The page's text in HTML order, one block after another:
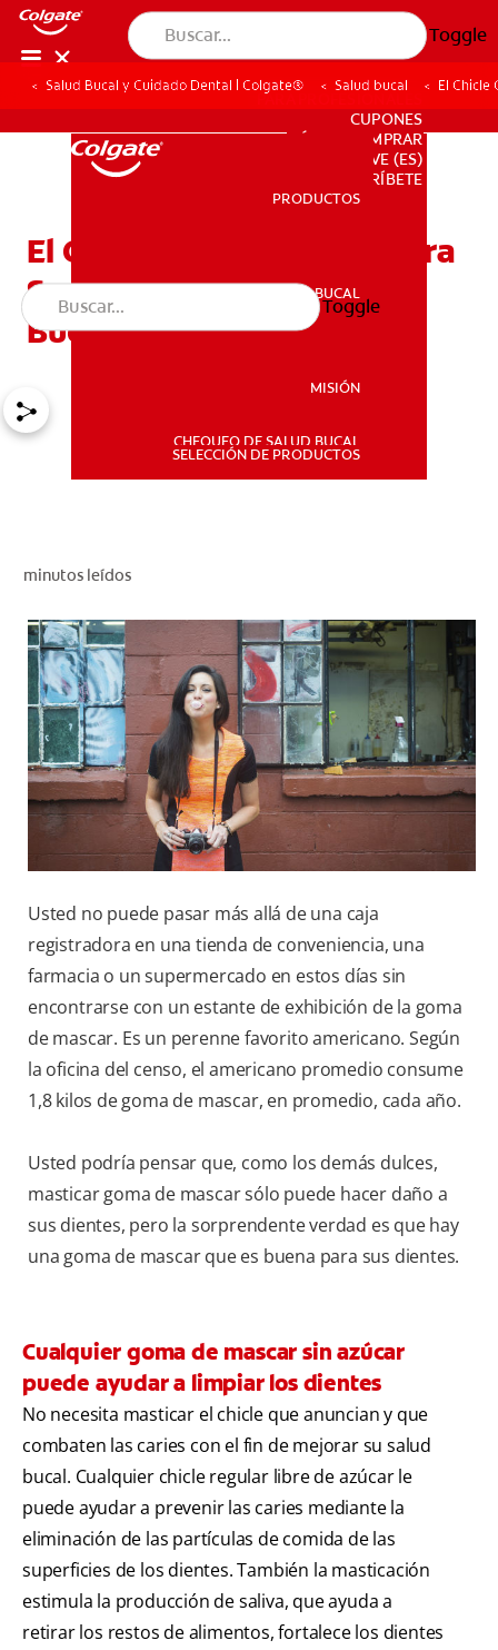
Toggle
PRODUCTOS
SALUD BUCAL
PARA PROFESIONALES
CUPONES
DÓNDE COMPRAR
VE (ES)
SUSCRÍBETE
PARA PROFESIONALES
CUPONES
DÓNDE COMPRAR
VE (ES)
SUSCRÍBETE
PRODUCTOS
SALUD BUCAL
MISIÓN
CHEQUEO DE SALUD BUCAL
SELECCIÓN DE PRODUCTOS
Toggle
Salud Bucal y Cuidado Dental | Colgate® Salud bucal El Chicle
El Chicle Que Es Bueno Para
Sus Dientes: ¿Demasiado
Bueno Para Ser Verdad?
minutos leídos
Usted no puede pasar más allá de una caja
registradora en una tienda de conveniencia, una
farmacia o un supermercado en estos días sin
encontrarse con un estante de exhibición de la goma
de mascar. Es un perenne favorito americano. Según
la oficina del censo, el americano promedio consume
1,8 kilos de goma de mascar, en promedio, cada año.
Usted podría pensar que, como los demás dulces,
masticar goma de mascar sólo puede hacer daño a
sus dientes, pero la sorprendente verdad es que hay
una goma de mascar que es buena para sus dientes.
Cualquier goma de mascar sin azúcar
puede ayudar a limpiar los dientes
No necesita masticar el chicle que anuncian y que
combaten las caries con el fin de mejorar su salud
bucal. Cualquier chicle regular libre de azúcar le
puede ayudar a prevenir las caries mediante la
eliminación de las partículas de comida de las
superficies de los dientes. También la masticación
estimula la producción de saliva, que ayuda a
retirar los restos de alimentos, fortalece los dientes